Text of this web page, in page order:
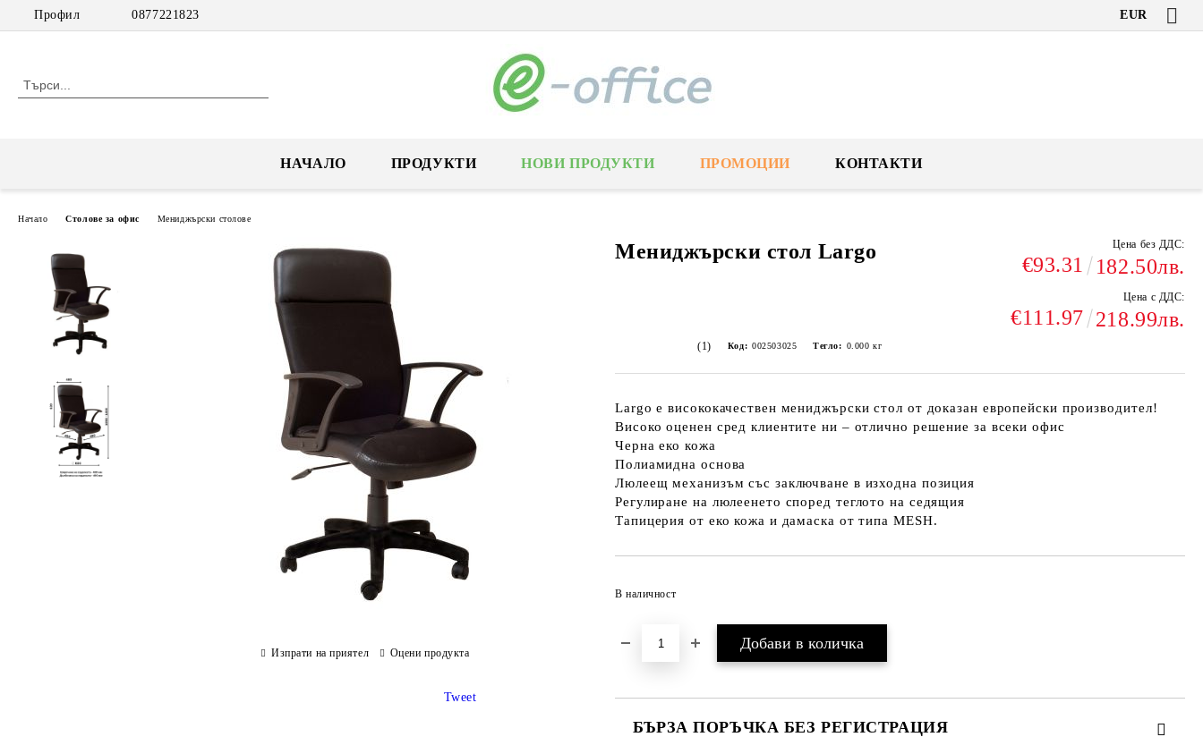
Профил 0877221823 EUR
НАЧАЛО ПРОДУКТИ НОВИ ПРОДУКТИ ПРОМОЦИИ КОНТАКТИ
Начало Столове за офис Мениджърски столове
Мениджърски стол Largo Цена без ДДС:
€93.31 182.50лв.
Цена с ДДС:
€111.97 218.99лв.
(1) Код: 002503025 Тегло: 0.000 кг
Largo e висококачествен мениджърски стол от доказан европейски производител!
Високо оценен сред клиентите ни – отлично решение за всеки офис
Черна еко кожа
Полиамидна основа
Люлеещ механизъм със заключване в изходна позиция
Регулиране на люлеенето според теглото на седящия
Тапицерия от еко кожа и дамаска от типа MESH.
В наличност
БЪРЗА ПОРЪЧКА БЕЗ РЕГИСТРАЦИЯ
Изпрати на приятел Оцени продукта
Tweet